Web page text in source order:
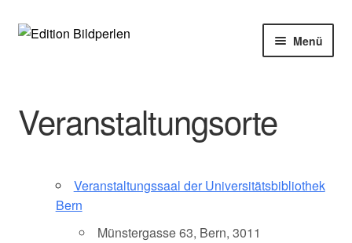
Zur
Zum
Menü
Bücher
Veranstaltungen
Veranstaltungsorte
Veranstaltungssaal der Universitätsbibliothek
Bern
Münstergasse 63, Bern, 3011